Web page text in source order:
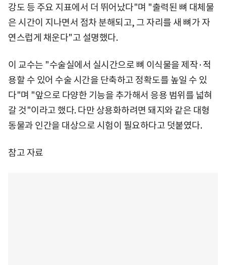
강도 등 주요 지표에서 더 뛰어났다"며 "출력된 뼈 대체물
은 시간이 지나면서 점차 분해되고, 그 자리를 새 뼈가 자
연스럽게 채운다"고 설명했다.
이 교수는 "수술실에서 실시간으로 뼈 이식물을 제작·적
용할 수 있어 수술 시간을 단축하고 정확도를 높일 수 있
다"며 "앞으로 다양한 기능을 추가해서 응용 범위를 넓혀
갈 것"이라고 했다. 다만 상용화하려면 돼지와 같은 대형
동물과 인간을 대상으로 시험이 필요하다고 덧붙였다.
참고 자료